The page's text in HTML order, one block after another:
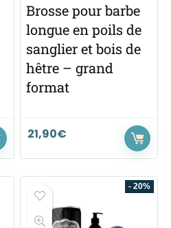
Brosse pour barbe
longue en poils de
sanglier et bois de
hêtre – grand
format
21,90€
- 20%